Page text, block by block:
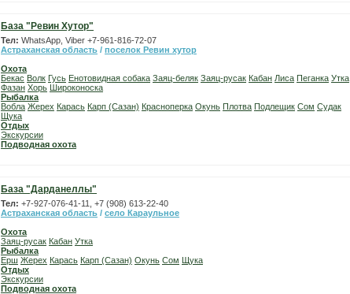
База "Ревин Хутор"
Тел: WhatsApp, Viber +7-961-816-72-07
Астраханская область / поселок Ревин хутор
Охота
Бекас Волк Гусь Енотовидная собака Заяц-беляк Заяц-русак Кабан Лиса Пеганка Утка
Фазан Хорь Широконоска
Рыбалка
Вобла Жерех Карась Карп (Сазан) Красноперка Окунь Плотва Подлещик Сом Судак
Щука
Отдых
Экскурсии
Подводная охота
База "Дарданеллы"
Тел: +7-927-076-41-11, +7 (908) 613-22-40
Астраханская область / село Караульное
Охота
Заяц-русак Кабан Утка
Рыбалка
Ерш Жерех Карась Карп (Сазан) Окунь Сом Щука
Отдых
Экскурсии
Подводная охота